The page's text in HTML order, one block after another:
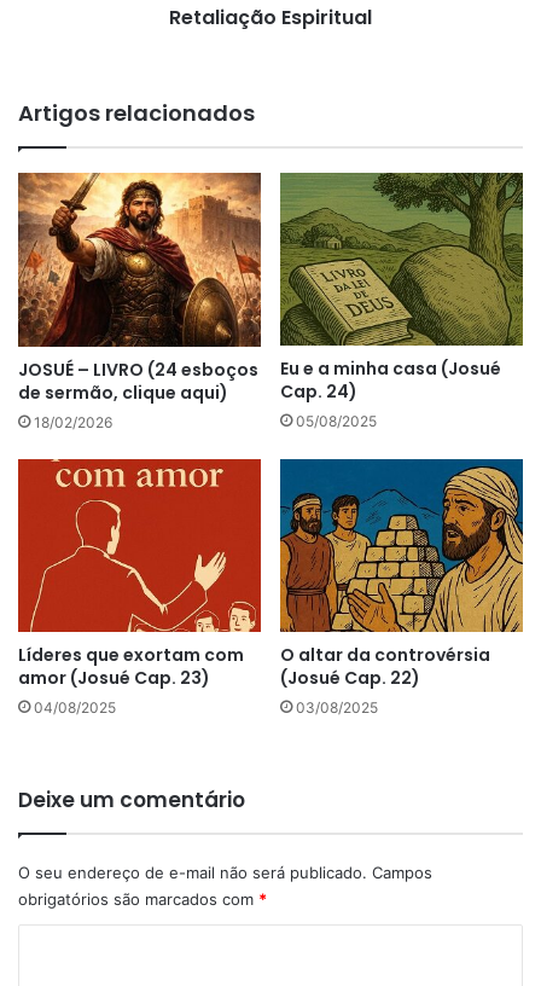
Retaliação Espiritual
Artigos relacionados
JOSUÉ – LIVRO (24 esboços
de sermão, clique aqui)
18/02/2026
Eu e a minha casa (Josué
Cap. 24)
05/08/2025
Líderes que exortam com
amor (Josué Cap. 23)
04/08/2025
O altar da controvérsia
(Josué Cap. 22)
03/08/2025
Deixe um comentário
O seu endereço de e-mail não será publicado. Campos
obrigatórios são marcados com *